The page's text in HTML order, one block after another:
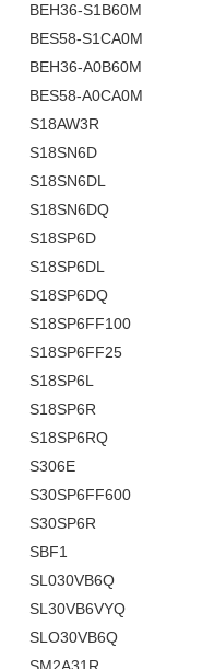
BEH36-S1B60M
BES58-S1CA0M
BEH36-A0B60M
BES58-A0CA0M
S18AW3R
S18SN6D
S18SN6DL
S18SN6DQ
S18SP6D
S18SP6DL
S18SP6DQ
S18SP6FF100
S18SP6FF25
S18SP6L
S18SP6R
S18SP6RQ
S306E
S30SP6FF600
S30SP6R
SBF1
SL030VB6Q
SL30VB6VYQ
SLO30VB6Q